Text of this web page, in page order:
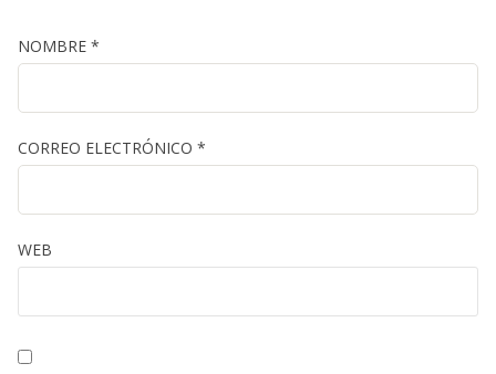
NOMBRE *
CORREO ELECTRÓNICO *
WEB